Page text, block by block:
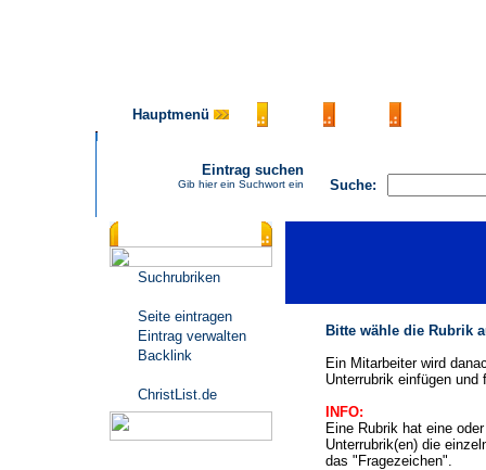
Hauptmenü
Suche:
Eintrag suchen
Gib hier ein Suchwort ein
Suchrubriken
Seite eintragen
Eintrag verwalten
Backlink
ChristList.de
Bitte wähle die Rubrik
Ein Mitarbeiter wird
Unterrubrik einfügen und
INFO:
Eine Rubrik hat eine
Unterrubrik(en) die
das "Fragezeichen".